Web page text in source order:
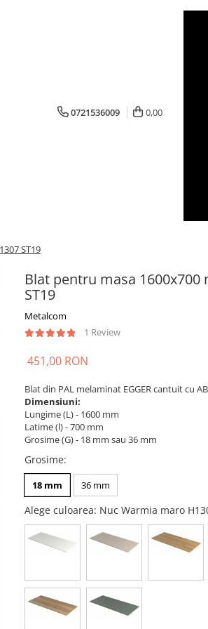
0721536009 0,00
ST19
Blat pentru masa
ST19
Metalcom
1 Review
451,00 RON
Blat din PAL melaminat EGGER cantuit cu
Dimensiuni:
Lungime (L) - 1600 mm
Latime (l) - 700 mm
Grosime (G) - 18 mm sau 36 mm
Grosime:
18 mm 36 mm
Alege culoarea: Nuc Warmia maro